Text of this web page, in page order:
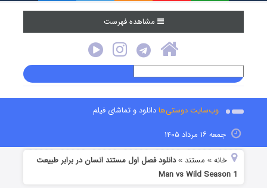
مشاهده فهرست
وب‌سایت دوستی‌هادانلود و تماشای فیلم
جمعه ۱۶ مرداد ۱۴۰۵
خانه » مستند »دانلود فصل اول مستند انسان در برابر طبیعت
Man vs Wild Season 1